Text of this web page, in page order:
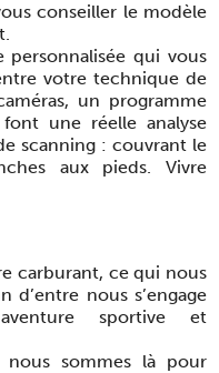
conseiller le modèle
personnalisée qui vous
votre technique de
un programme
une réelle analyse
scanning : couvrant le
aux pieds. Vivre
carburant, ce qui nous
d’entre nous s’engage
sportive et
sommes là pour